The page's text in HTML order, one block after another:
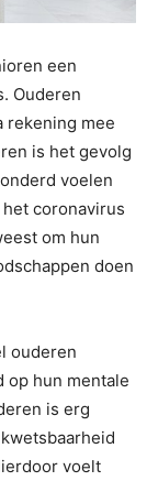
een
Ouderen
rekening mee
is het gevolg
voelen
coronavirus
om hun
doen
ouderen
op hun mentale
is erg
voelt